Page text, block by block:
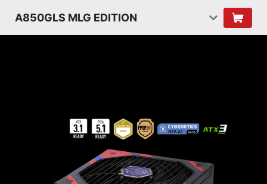
A850GLS MLG EDITION